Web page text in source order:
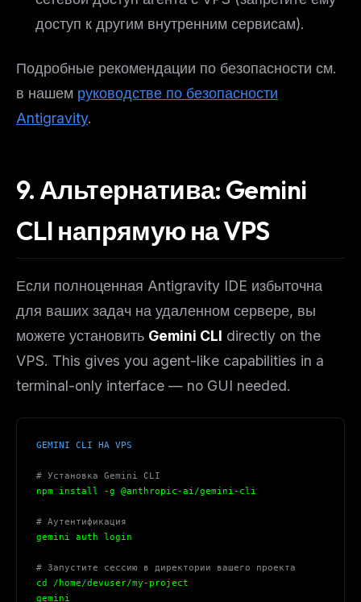
доступ к другим внутренним сервисам).
Подробные рекомендации по безопасности см.
в нашем руководстве по безопасности
Antigravity.
9. Альтернатива: Gemini
CLI напрямую на VPS
Если полноценная Antigravity IDE избыточна
для ваших задач на удаленном сервере, вы
можете установить Gemini CLI directly on the
VPS. This gives you agent-like capabilities in a
terminal-only interface — no GUI needed.
GEMINI CLI НА VPS
# Установка Gemini CLI
npm install -g @anthropic-ai/gemini-cli
# Аутентификация
gemini auth login
# Запустите сессию в директории вашего проекта
cd /home/devuser/my-project
gemini